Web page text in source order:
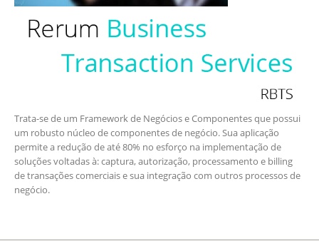
Trata-se de um Framework de Negócios e Componentes que possui
um robusto núcleo de componentes de negócio. Sua aplicação
permite a redução de até 80% no esforço na implementação de
soluções voltadas à: captura, autorização, processamento e billing
de transações comerciais e sua integração com outros processos de
negócio.